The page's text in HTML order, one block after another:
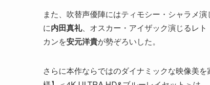
また、吹替声優陣にはティモシー・シャラメ
に内田真礼、オスカー・アイザック演じるレ
カンを安元洋貴が勢ぞろいした。
さらに本作ならではのダイナミックな映像美